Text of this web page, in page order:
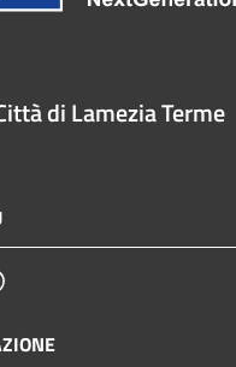
di Lamezia Terme